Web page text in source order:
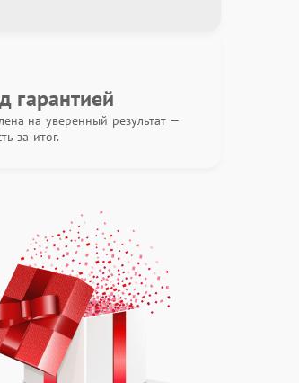
гарантией
на уверенный результат —
за итог.